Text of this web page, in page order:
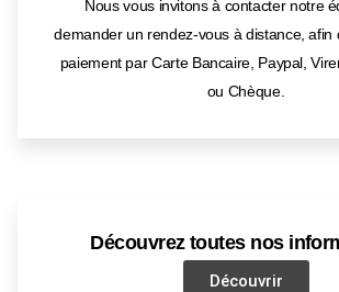
Nous vous invitons à contacter notre
demander un rendez-vous à distance, afin
paiement par Carte Bancaire, Paypal,
ou Chèque.
Découvrez toutes nos
Découvrir